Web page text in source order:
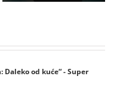
od kuće“ - Super